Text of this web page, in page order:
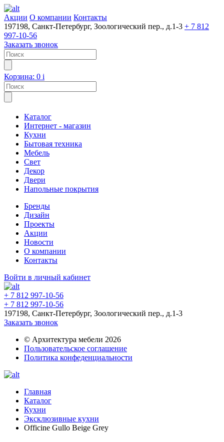
Акции О компании Контакты
197198, Санкт-Петербург, Зоологический пер., д.1-3 + 7 812
997-10-56
Заказать звонок
Корзина: 0 i
Каталог
Интернет - магазин
Кухни
Бытовая техника
Мебель
Свет
Декор
Двери
Напольные покрытия
Бренды
Дизайн
Проекты
Акции
Новости
О компании
Контакты
Войти в личный кабинет
+ 7 812 997-10-56
+ 7 812 997-10-56
197198, Санкт-Петербург, Зоологический пер., д.1-3
Заказать звонок
© Архитектура мебели 2026
Пользовательское соглашение
Политика конфеденциальности
Главная
Каталог
Кухни
Эксклюзивные кухни
Officine Gullo Beige Grey